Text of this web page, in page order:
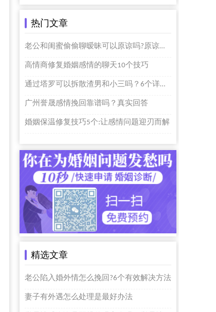
热门文章
老公和闺蜜偷偷聊暧昧可以原谅吗?原谅个屁啊
高情商修复婚姻感情的聊天10个技巧
通过塔罗可以拆散渣男和小三吗？6个详细步骤的
广州誉晟感情挽回靠谱吗？真实回答
婚姻保温修复技巧5个:让感情问题迎刃而解
精选文章
老公陷入婚外情怎么挽回?6个有效解决方法
妻子有外遇怎么处理是最好办法